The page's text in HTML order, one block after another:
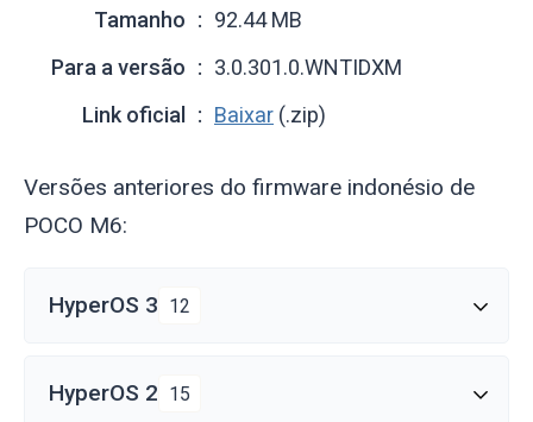
Tamanho
92.44 MB
Para a versão
3.0.301.0.WNTIDXM
Link oficial
Baixar (.zip)
Versões anteriores do firmware indonésio de
POCO M6:
HyperOS 3 12
HyperOS 2 15